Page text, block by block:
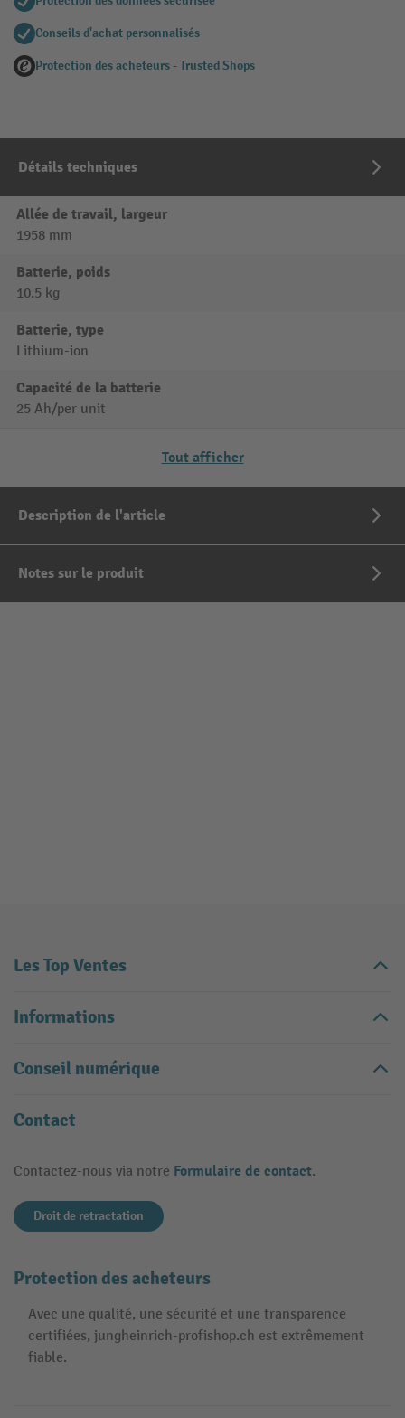
Conseils d'achat personnalisés
Protection des acheteurs - Trusted Shops
Détails techniques
Allée de travail, largeur
1958 mm
Batterie, poids
10.5 kg
Batterie, type
Lithium-ion
Capacité de la batterie
25 Ah/per unit
Tout afficher
Description de l'article
Notes sur le produit
Les Top Ventes
Informations
Conseil numérique
Contact
Contactez-nous via notre Formulaire de contact.
Droit de retractation
Protection des acheteurs
Avec une qualité, une sécurité et une transparence
certifiées, jungheinrich-profishop.ch est extrêmement
fiable.